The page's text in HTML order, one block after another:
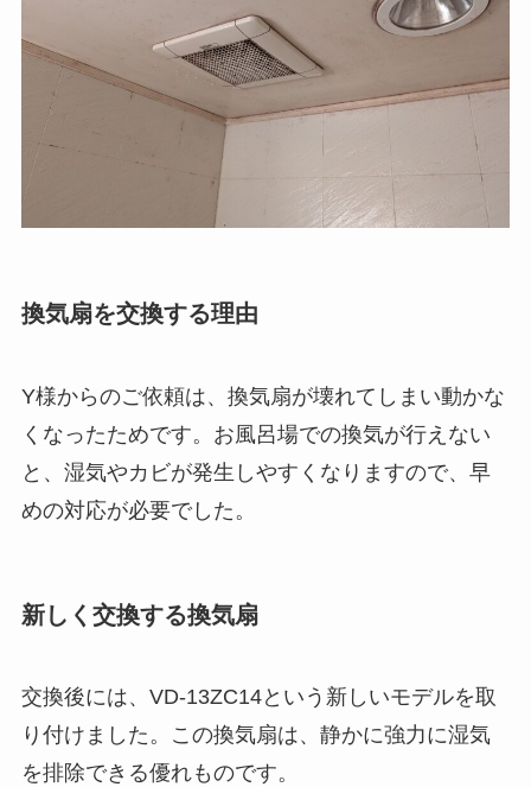
換気扇を交換する理由
Y様からのご依頼は、換気扇が壊れてしまい動かな
くなったためです。お風呂場での換気が行えない
と、湿気やカビが発生しやすくなりますので、早
めの対応が必要でした。
新しく交換する換気扇
交換後には、VD-13ZC14という新しいモデルを取
り付けました。この換気扇は、静かに強力に湿気
を排除できる優れものです。